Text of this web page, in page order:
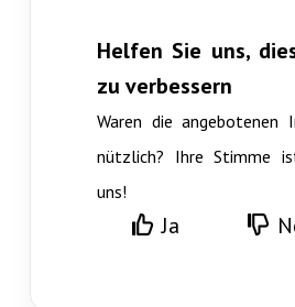
Helfen Sie uns,
zu verbessern
Waren die angebotenen
nützlich? Ihre Stimme
uns!
Ja